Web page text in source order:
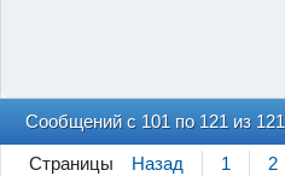
Сообщений с 101 по 121 из 121
Страницы Назад 1 2